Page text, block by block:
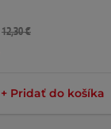
12,30 €
+ Pridať do košíka